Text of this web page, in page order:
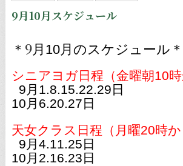
9月10月スケジュール
＊ 9月 10月のスケジュール＊
シニアヨガ日程（金曜朝10
9月1.8.15.22.29日
10月6.20.27日
天女クラス日程（月曜20時か
9月4.11.25日
10月2.16.23日